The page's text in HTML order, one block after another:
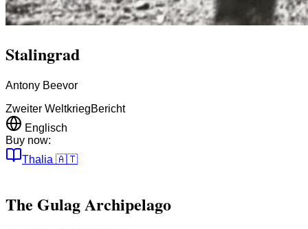
Stalingrad
Antony Beevor
Zweiter WeltkriegBericht
Englisch
Buy now:
Thalia 🇦🇹
The Gulag Archipelago